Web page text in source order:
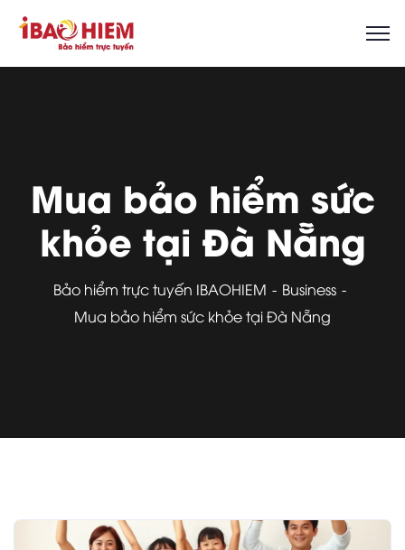
Mua bảo hiểm sức
khỏe tại Đà Nẵng
Bảo hiểm trực tuyến IBAOHIEM
Business
Mua bảo hiểm sức khỏe tại Đà Nẵng